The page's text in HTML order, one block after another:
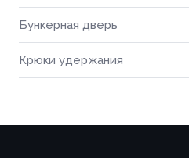
Бункерная дверь
Крюки удержания